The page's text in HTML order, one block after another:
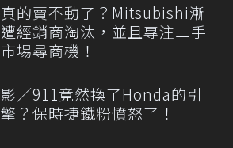
真的賣不動了？Mitsubishi漸
遭經銷商淘汰，並且專注二手
市場尋商機！
影／911竟然換了Honda的引
擎？保時捷鐵粉憤怒了！